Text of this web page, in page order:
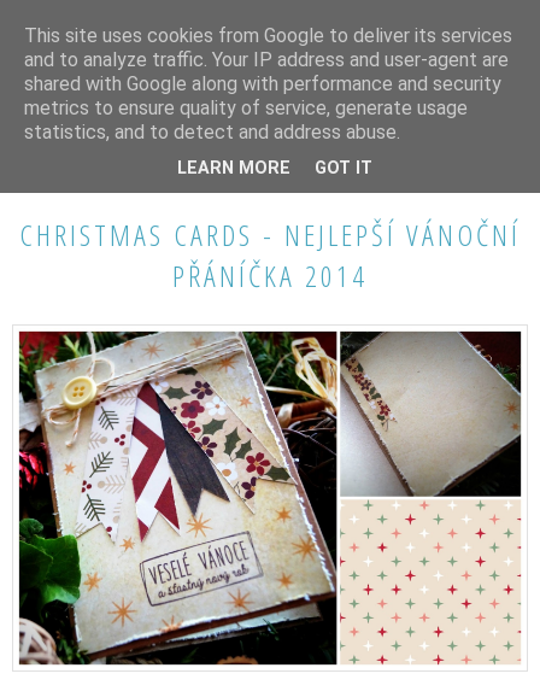
PÁTEK 30. ŘÍJNA 2015
CHRISTMAS CARDS - NEJLEPŠÍ VÁNOČNÍ
PŘÁNÍČKA 2014
This site uses cookies from Google to deliver its services
and to analyze traffic. Your IP address and user-agent are
shared with Google along with performance and security
metrics to ensure quality of service, generate usage
statistics, and to detect and address abuse.
LEARN MORE GOT IT